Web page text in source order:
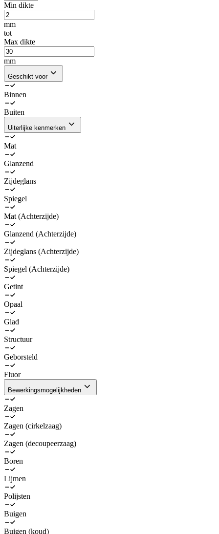
Min dikte
mm
tot
Max dikte
mm
Geschikt voor
Binnen
Buiten
Uiterlijke kenmerken
Mat
Glanzend
Zijdeglans
Spiegel
Mat (Achterzijde)
Glanzend (Achterzijde)
Zijdeglans (Achterzijde)
Spiegel (Achterzijde)
Getint
Opaal
Glad
Structuur
Geborsteld
Fluor
Bewerkingsmogelijkheden
Zagen
Zagen (cirkelzaag)
Zagen (decoupeerzaag)
Boren
Lijmen
Polijsten
Buigen
Buigen (koud)